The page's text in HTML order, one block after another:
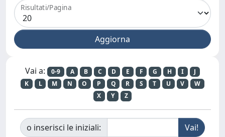
Risultati/Pagina
Vai a: 0-9 A B C D E F G H I
J
K
L M N O P Q R S T U V
W
X
Y Z
o inserisci le iniziali: